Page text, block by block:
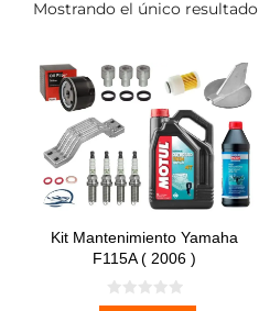
Mostrando el único resultado
Kit Mantenimiento Yamaha
F115A ( 2006 )
0